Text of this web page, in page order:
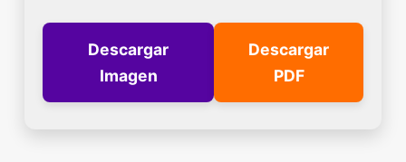
Descargar
Imagen
Descargar
PDF